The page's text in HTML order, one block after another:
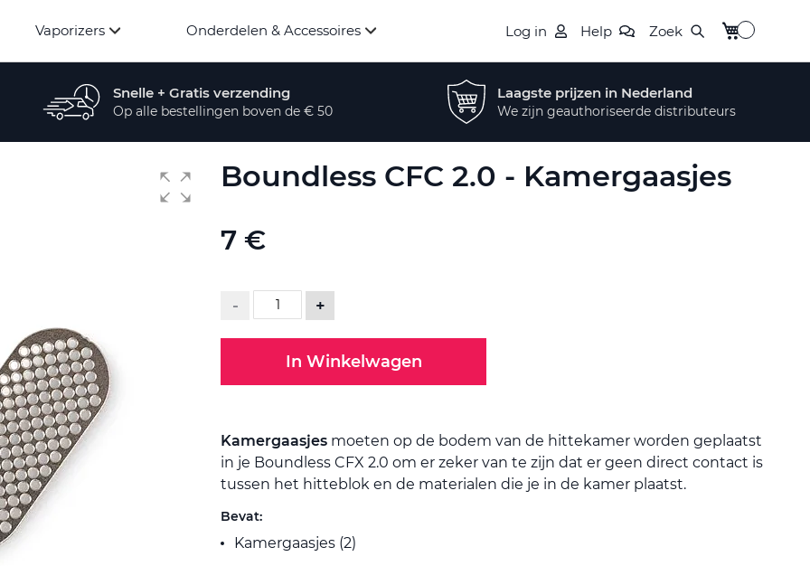
Vaporizers Onderdelen & Accessoires Log in Help Zoek Winkelwagen
Snelle + Gratis verzending
Op alle bestellingen boven de € 50
Laagste prijzen in Nederland
We zijn geauthoriseerde distributeurs
Boundless CFC 2.0 - Kamergaasjes
7 €
- +
In Winkelwagen
Kamergaasjes moeten op de bodem van de hittekamer worden geplaatst
in je Boundless CFX 2.0 om er zeker van te zijn dat er geen direct contact is
tussen het hitteblok en de materialen die je in de kamer plaatst.
Bevat:
Kamergaasjes (2)